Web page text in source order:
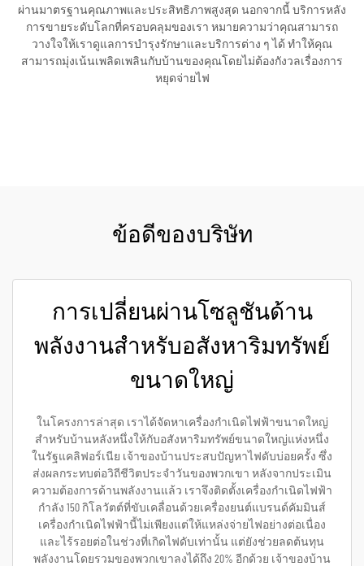
ผ่านมาตรฐานคุณภาพและประสิทธิภาพสูงสุด นอกจากนี้ บริการหลัง
การขายระดับโลกที่ครอบคลุมของเรา หมายความว่าคุณสามารถ
วางใจให้เราดูแลการบำรุงรักษาและบริการต่าง ๆ ได้ ทำให้คุณ
สามารถมุ่งเน้นเพลิดเพลินกับบ้านของคุณโดยไม่ต้องกังวลเรื่องการ
หยุดจ่ายไฟ
ข้อดีของบริษัท
การเปลี่ยนผ่านโซลูชันด้าน
พลังงานสำหรับอสังหาริมทรัพย์
ขนาดใหญ่
ในโครงการล่าสุด เราได้จัดหาเครื่องกำเนิดไฟฟ้าขนาดใหญ่
สำหรับบ้านหลังหนึ่งให้กับอสังหาริมทรัพย์ขนาดใหญ่แห่งหนึ่ง
ในรัฐแคลิฟอร์เนีย เจ้าของบ้านประสบปัญหาไฟดับบ่อยครั้ง ซึ่ง
ส่งผลกระทบต่อวิถีชีวิตประจำวันของพวกเขา หลังจากประเมิน
ความต้องการด้านพลังงานแล้ว เราจึงติดตั้งเครื่องกำเนิดไฟฟ้า
กำลัง 150 กิโลวัตต์ที่ขับเคลื่อนด้วยเครื่องยนต์แบรนด์คัมมินส์
เครื่องกำเนิดไฟฟ้านี้ไม่เพียงแต่ให้แหล่งจ่ายไฟอย่างต่อเนื่อง
และไร้รอยต่อในช่วงที่เกิดไฟดับเท่านั้น แต่ยังช่วยลดต้นทุน
พลังงานโดยรวมของพวกเขาลงได้ถึง 20% อีกด้วย เจ้าของบ้าน